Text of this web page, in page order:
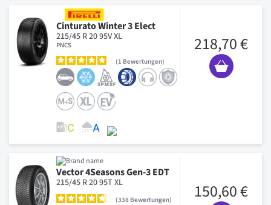
Cinturato Winter 3 Elect
215/45 R 20 95V XL
PNCS
1 Bewertungen
218,70 €
Vector 4Seasons Gen-3 EDT
215/45 R 20 95T XL
338 Bewertungen 150,60 €